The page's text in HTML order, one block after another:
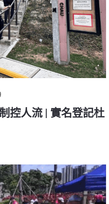
控人流 | 實名登記杜